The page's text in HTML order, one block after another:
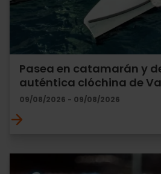
Pasea en catamarán y
auténtica clóchina de
09/08/2026 - 09/08/2026